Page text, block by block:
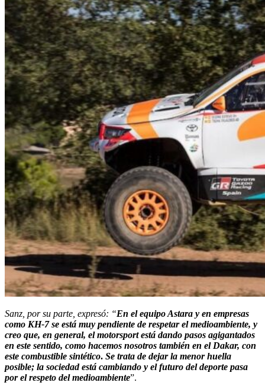
Sanz, por su parte, expresó: “En el equipo Astara y en empresas
como KH-7 se está muy pendiente de respetar el medioambiente, y
creo que, en general, el motorsport está dando pasos agigantados
en este sentido, como hacemos nosotros también en el Dakar, con
este combustible sintético. Se trata de dejar la menor huella
posible; la sociedad está cambiando y el futuro del deporte pasa
por el respeto del medioambiente”.